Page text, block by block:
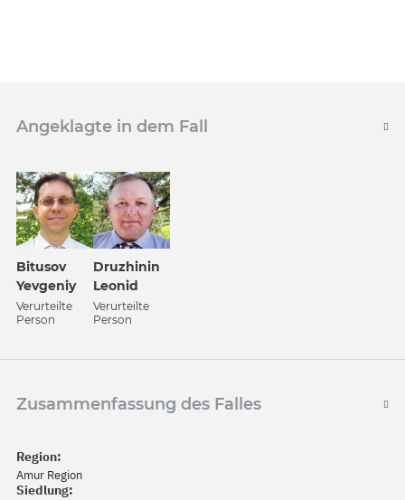
Angeklagte in dem Fall
Bitusov
Yevgeniy
Verurteilte
Person
Druzhinin
Leonid
Verurteilte
Person
Zusammenfassung des Falles
Region:
Amur Region
Siedlung: